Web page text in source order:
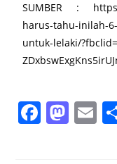
SUMBER :
harus-tahu-inilah-
untuk-lelaki/
F M E